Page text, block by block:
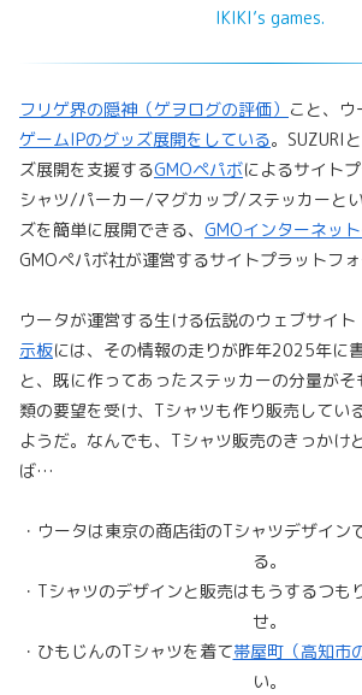
IKIKI’s games.
フリゲ界の隠神（ゲヲログの評価） こと、ウ
ゲームIPのグッズ展開をしている。SUZURI
ズ展開を支援するGMOペパボによるサイト
シャツ/パーカー/マグカップ/ステッカーと
ズを簡単に展開できる、 GMOインターネッ
GMOペパボ社が運営するサイトプラットフォ
ウータが運営する生ける伝説のウェブサイト
示板には、その情報の走りが昨年2025年に
と、既に作ってあったステッカーの分量が
類の要望を受け、Tシャツも作り販売して
ようだ。なんでも、Tシャツ販売のきっかけ
ば…
・ウータは東京の商店街のTシャツデザイン
る。
・Tシャツのデザインと販売はもうするつも
せ。
・ひもじんのTシャツを着て帯屋町（高知市
い。